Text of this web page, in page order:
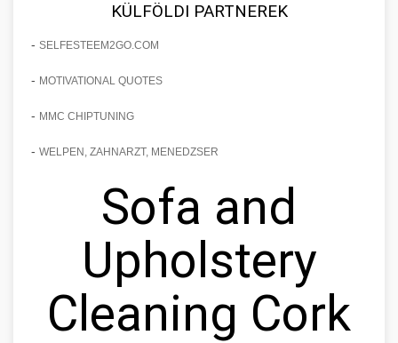
KÜLFÖLDI PARTNEREK
- SELFESTEEM2GO.COM
- MOTIVATIONAL QUOTES
- MMC CHIPTUNING
- WELPEN, ZAHNARZT, MENEDZSER
Sofa and
Upholstery
Cleaning Cork